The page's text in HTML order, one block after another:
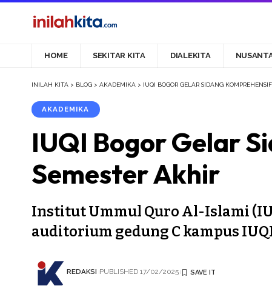
HOME SEKITAR KITA DIALEKITA
INILAH KITA > BLOG > AKADEMIKA > IUQI BOGOR GELAR SIDANG
AKADEMIKA
IUQI Bogor Gelar
Semester Akhir
Institut Ummul Quro Al-Islami
auditorium gedung C kampus
REDAKSI PUBLISHED 17/02/2025